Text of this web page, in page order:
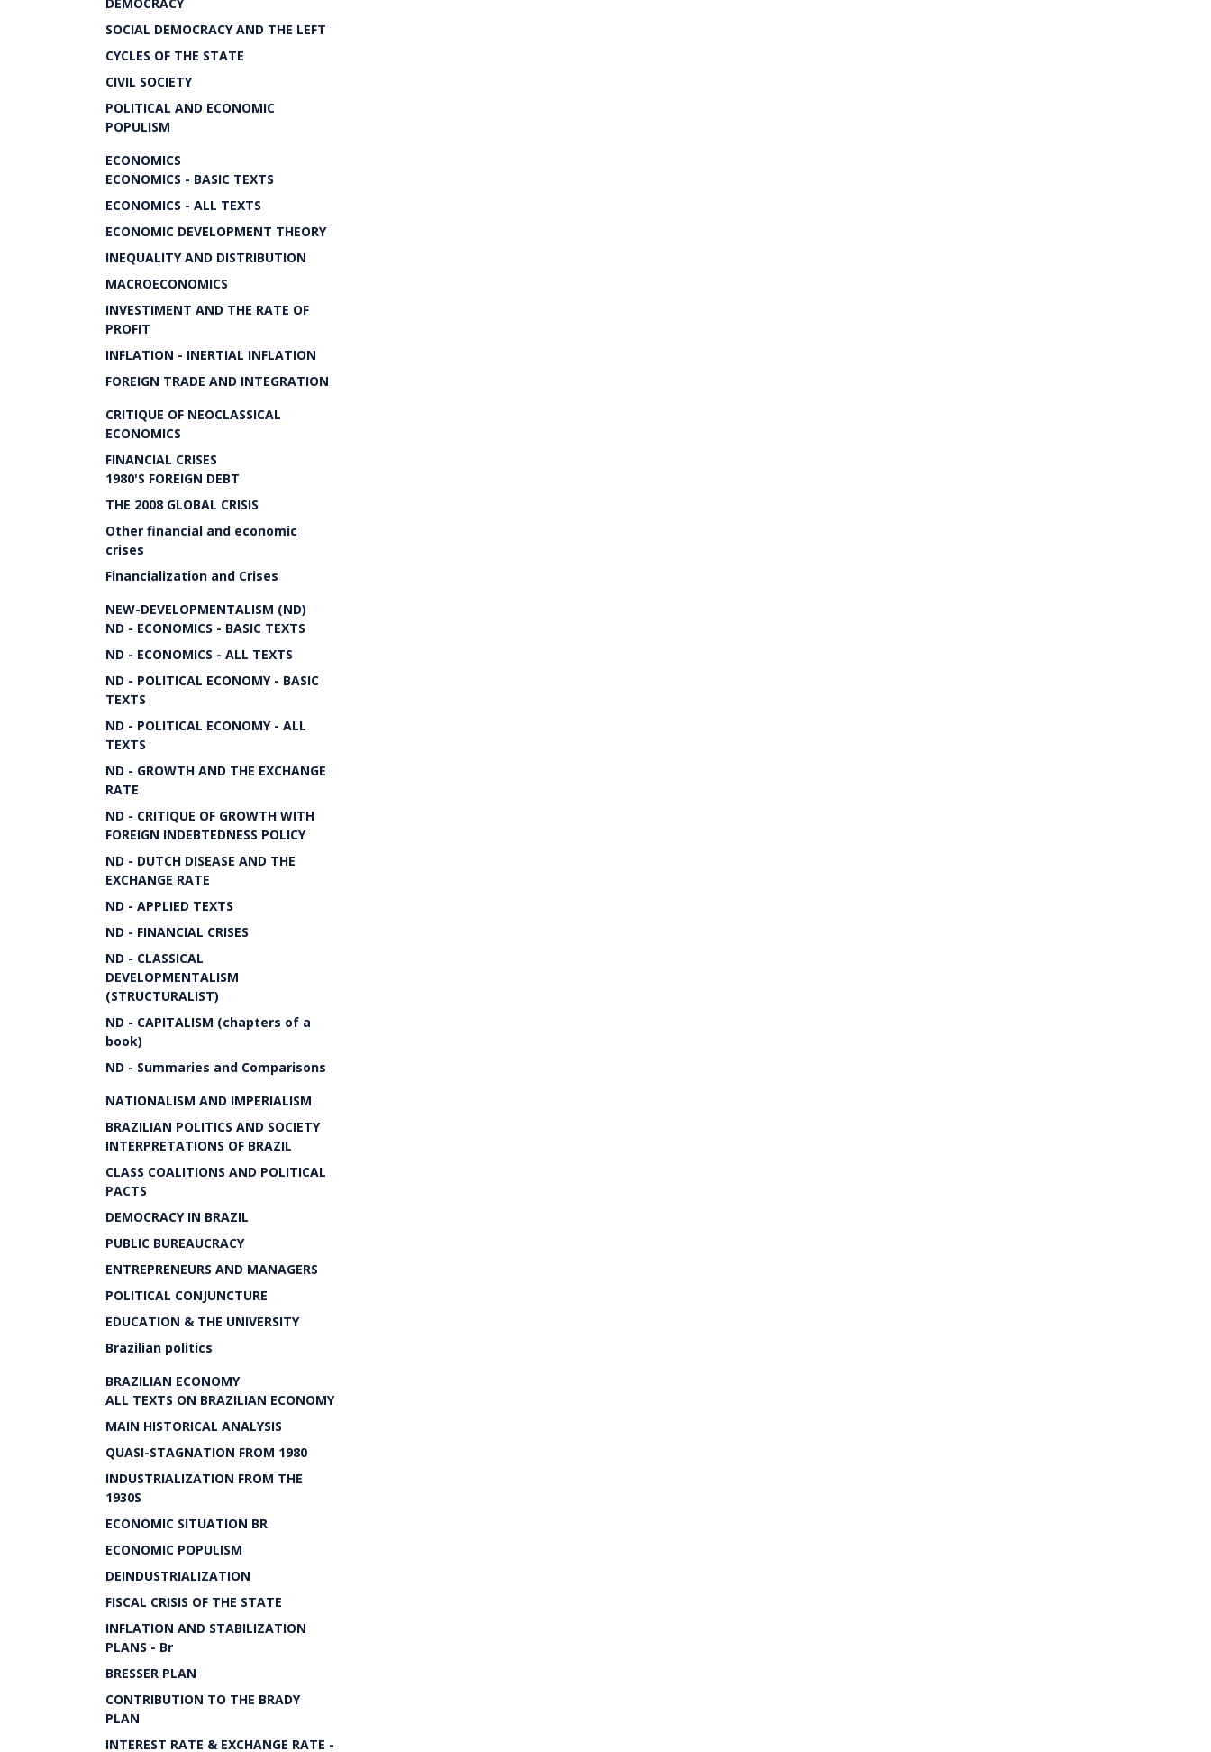
SOCIAL DEMOCRACY AND THE LEFT
CYCLES OF THE STATE
CIVIL SOCIETY
POLITICAL AND ECONOMIC
POPULISM
ECONOMICS
ECONOMICS - BASIC TEXTS
ECONOMICS - ALL TEXTS
ECONOMIC DEVELOPMENT THEORY
INEQUALITY AND DISTRIBUTION
MACROECONOMICS
INVESTIMENT AND THE RATE OF
PROFIT
INFLATION - INERTIAL INFLATION
FOREIGN TRADE AND INTEGRATION
CRITIQUE OF NEOCLASSICAL
ECONOMICS
FINANCIAL CRISES
1980'S FOREIGN DEBT
THE 2008 GLOBAL CRISIS
Other financial and economic
crises
Financialization and Crises
NEW-DEVELOPMENTALISM (ND)
ND - ECONOMICS - BASIC TEXTS
ND - ECONOMICS - ALL TEXTS
ND - POLITICAL ECONOMY - BASIC
TEXTS
ND - POLITICAL ECONOMY - ALL
TEXTS
ND - GROWTH AND THE EXCHANGE
RATE
ND - CRITIQUE OF GROWTH WITH
FOREIGN INDEBTEDNESS POLICY
ND - DUTCH DISEASE AND THE
EXCHANGE RATE
ND - APPLIED TEXTS
ND - FINANCIAL CRISES
ND - CLASSICAL
DEVELOPMENTALISM
(STRUCTURALIST)
ND - CAPITALISM (chapters of a
book)
ND - Summaries and Comparisons
NATIONALISM AND IMPERIALISM
BRAZILIAN POLITICS AND SOCIETY
INTERPRETATIONS OF BRAZIL
CLASS COALITIONS AND POLITICAL
PACTS
DEMOCRACY IN BRAZIL
PUBLIC BUREAUCRACY
ENTREPRENEURS AND MANAGERS
POLITICAL CONJUNCTURE
EDUCATION & THE UNIVERSITY
Brazilian politics
BRAZILIAN ECONOMY
ALL TEXTS ON BRAZILIAN ECONOMY
MAIN HISTORICAL ANALYSIS
QUASI-STAGNATION FROM 1980
INDUSTRIALIZATION FROM THE
1930S
ECONOMIC SITUATION BR
ECONOMIC POPULISM
DEINDUSTRIALIZATION
FISCAL CRISIS OF THE STATE
INFLATION AND STABILIZATION
PLANS - Br
BRESSER PLAN
CONTRIBUTION TO THE BRADY
PLAN
INTEREST RATE & EXCHANGE RATE -